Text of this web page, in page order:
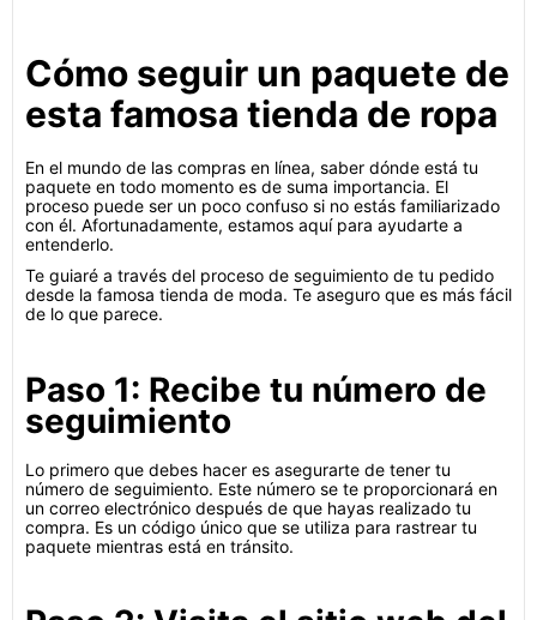
Cómo seguir un paquete de
esta famosa tienda de ropa
En el mundo de las compras en línea, saber dónde está tu
paquete en todo momento es de suma importancia. El
proceso puede ser un poco confuso si no estás familiarizado
con él. Afortunadamente, estamos aquí para ayudarte a
entenderlo.
Te guiaré a través del proceso de seguimiento de tu pedido
desde la famosa tienda de moda. Te aseguro que es más fácil
de lo que parece.
Paso 1: Recibe tu número de
seguimiento
Lo primero que debes hacer es asegurarte de tener tu
número de seguimiento. Este número se te proporcionará en
un correo electrónico después de que hayas realizado tu
compra. Es un código único que se utiliza para rastrear tu
paquete mientras está en tránsito.